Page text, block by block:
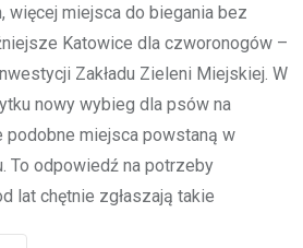
więcej miejsca do biegania bez
Katowice dla czworonogów –
Zakładu Zieleni Miejskiej. W
nowy wybieg dla psów na
podobne miejsca powstaną w
To odpowiedź na potrzeby
lat chętnie zgłaszają takie